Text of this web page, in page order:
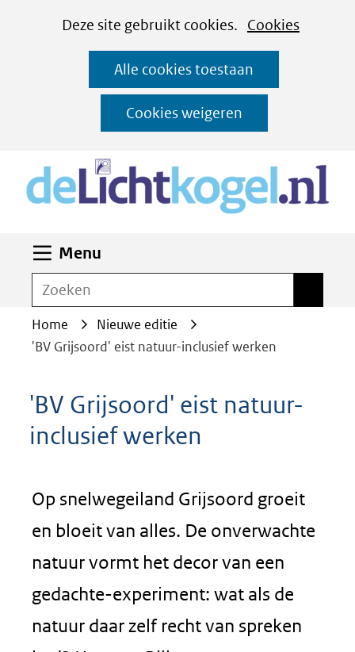
CookiesDeze site gebruikt cookies. Cookies
deze
worden
toegestaan
geweigerd.
Alle cookies toestaan
Cookies weigeren
Ga
naar
de
inhoud
Menu
Zoeken
Home
Nieuwe editie
'BV Grijsoord' eist natuur-inclusief werken
'BV Grijsoord' eist natuur-
inclusief werken
Op snelwegeiland Grijsoord groeit
en bloeit van alles. De onverwachte
natuur vormt het decor van een
gedachte-experiment: wat als de
natuur daar zelf recht van spreken